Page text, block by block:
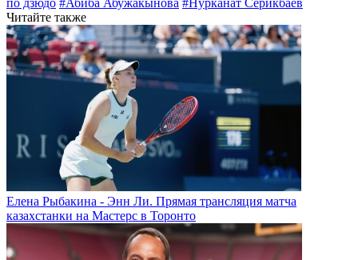
Читайте также
Елена Рыбакина - Энн Ли. Прямая трансляция матча
казахстанки на Мастерс в Торонто